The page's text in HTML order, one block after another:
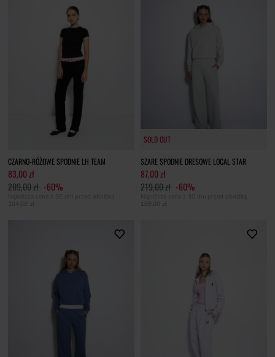
CZARNO-RÓŻOWE SPODNIE LH TEAM
83,00 zł
209,00 zł -60%
Najniższa cena z 30 dni przed obniżką
104,00 zł
SOLD OUT
SOLD OUT
SZARE SPODNIE DRESOWE LOCAL STAR
87,00 zł
219,00 zł -60%
Najniższa cena z 30 dni przed obniżką
109,00 zł